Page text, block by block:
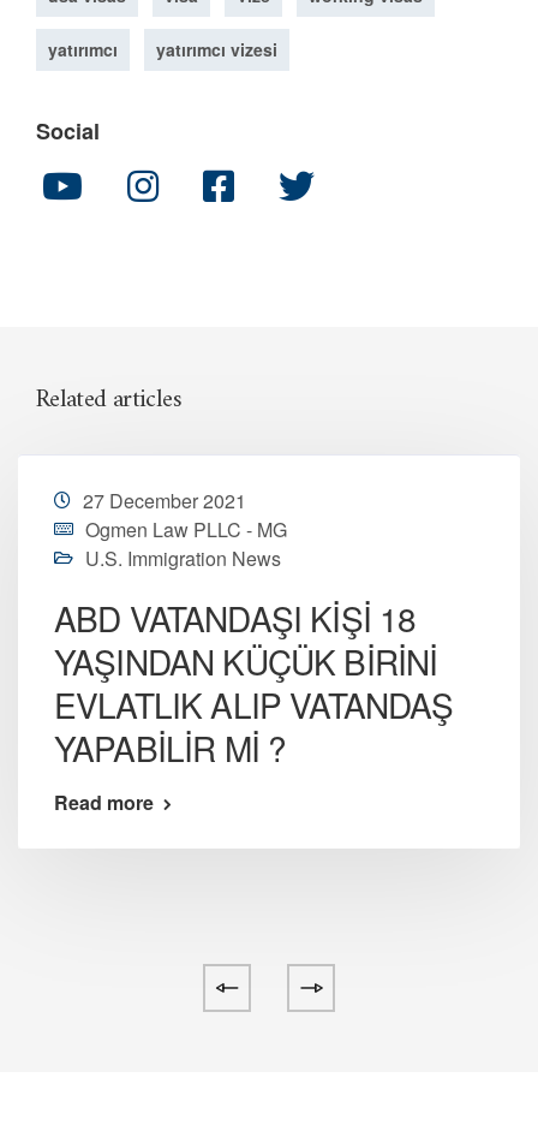
yatırımcı yatırımcı vizesi
Social
Related articles
27 December 2021
Ogmen Law PLLC - MG
U.S. Immigration News
ABD VATANDAŞI KİŞİ 18
YAŞINDAN KÜÇÜK BİRİNİ
EVLATLIK ALIP VATANDAŞ
YAPABİLİR Mİ ?
Read more